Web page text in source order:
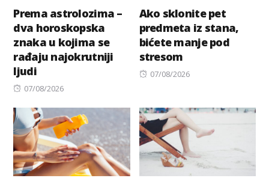
Prema astrolozima –
dva horoskopska
znaka u kojima se
rađaju najokrutniji
ljudi
Posted
07/08/2026
Ako sklonite pet
predmeta iz stana,
bićete manje pod
stresom
Posted
07/08/2026